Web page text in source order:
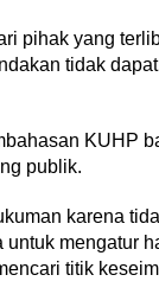
pihak yang
tidak
KUHP
publik.
karena
mengatur
titik